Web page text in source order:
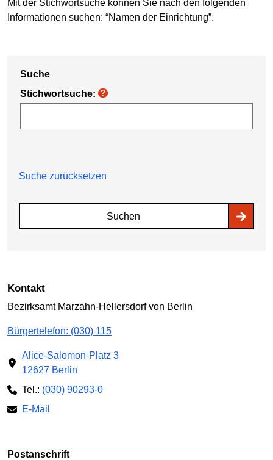
Mit der Stichwortsuche können Sie nach den folgenden
Informationen suchen: “Namen der Einrichtung”.
Suche
Stichwortsuche: ?
Suche zurücksetzen
Suchen
Kontakt
Bezirksamt Marzahn-Hellersdorf von Berlin
Bürgertelefon: (030) 115
Alice-Salomon-Platz 3
12627 Berlin
Tel.: (030) 90293-0
E-Mail
Postanschrift